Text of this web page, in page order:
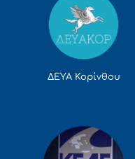
ΔΕΥΑ Κορίνθου